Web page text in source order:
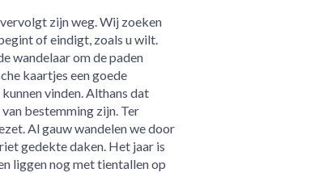
zijn weg. Wij zoeken
of eindigt, zoals u wilt.
wandelaar om de paden
kaartjes een goede
vinden. Althans dat
bestemming zijn. Ter
Al gauw wandelen we door
gedekte daken. Het jaar is
liggen nog met tientallen op